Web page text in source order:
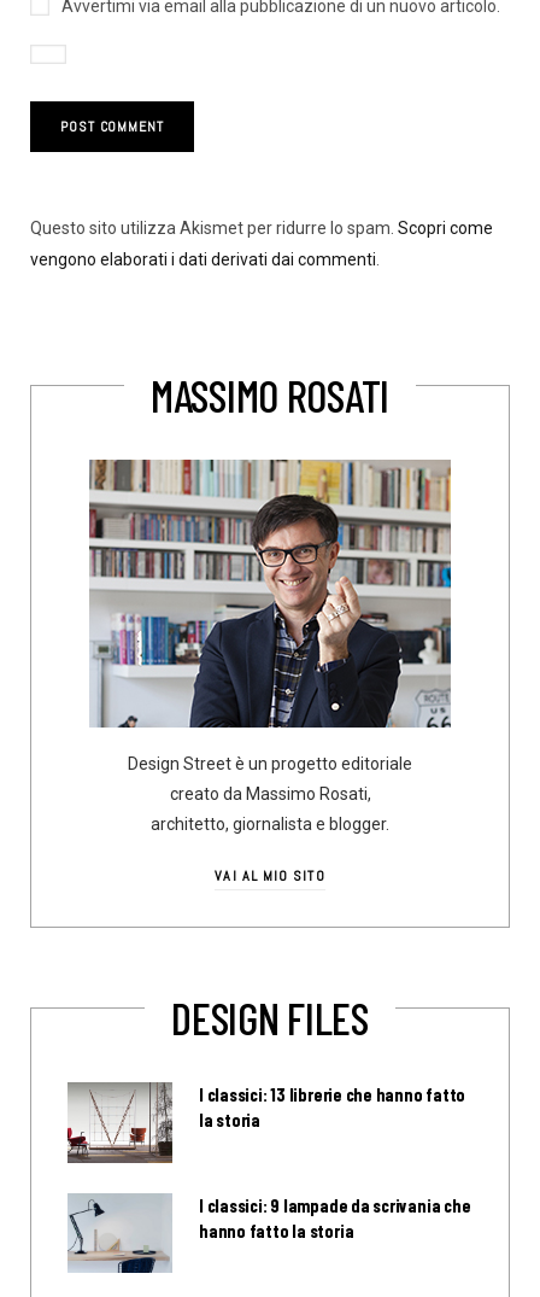
Avvertimi via email alla pubblicazione di un nuovo articolo.
Questo sito utilizza Akismet per ridurre lo spam. Scopri come
vengono elaborati i dati derivati dai commenti.
MASSIMO ROSATI
Design Street è un progetto editoriale
creato da Massimo Rosati,
architetto, giornalista e blogger.
VAI AL MIO SITO
DESIGN FILES
I classici: 13 librerie che hanno fatto
la storia
I classici: 9 lampade da scrivania che
hanno fatto la storia